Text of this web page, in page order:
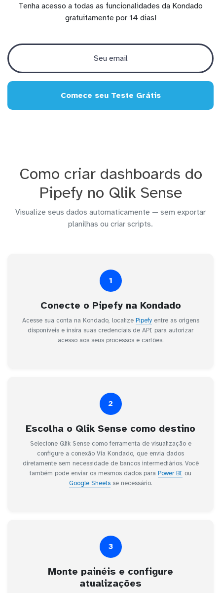
Tenha acesso a todas as funcionalidades da Kondado
gratuitamente por 14 dias!
Comece seu Teste Grátis
Como criar dashboards do
Pipefy no Qlik Sense
Visualize seus dados automaticamente — sem exportar
planilhas ou criar scripts.
1
Conecte o Pipefy na Kondado
Acesse sua conta na Kondado, localize Pipefyentre as origens
disponíveis e insira suas credenciais de API para autorizar
acesso aos seus processos e cartões.
2
Escolha o Qlik Sense como destino
Selecione Qlik Sense como ferramenta de visualização e
configure a conexão Via Kondado, que envia dados
diretamente sem necessidade de bancos intermediários. Você
também pode enviar os mesmos dados para Power BI ou
Google Sheets se necessário.
3
Monte painéis e configure
atualizações